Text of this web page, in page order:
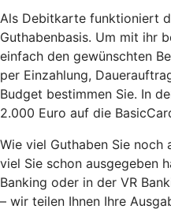
Als Debitkarte funktioniert
Guthabenbasis. Um mit ihr
einfach den gewünschten
per Einzahlung,
Budget bestimmen Sie. In
2.000 Euro auf die
Wie viel Guthaben Sie
viel Sie schon ausgegeben
Banking oder in der VR
– wir teilen Ihnen Ihre